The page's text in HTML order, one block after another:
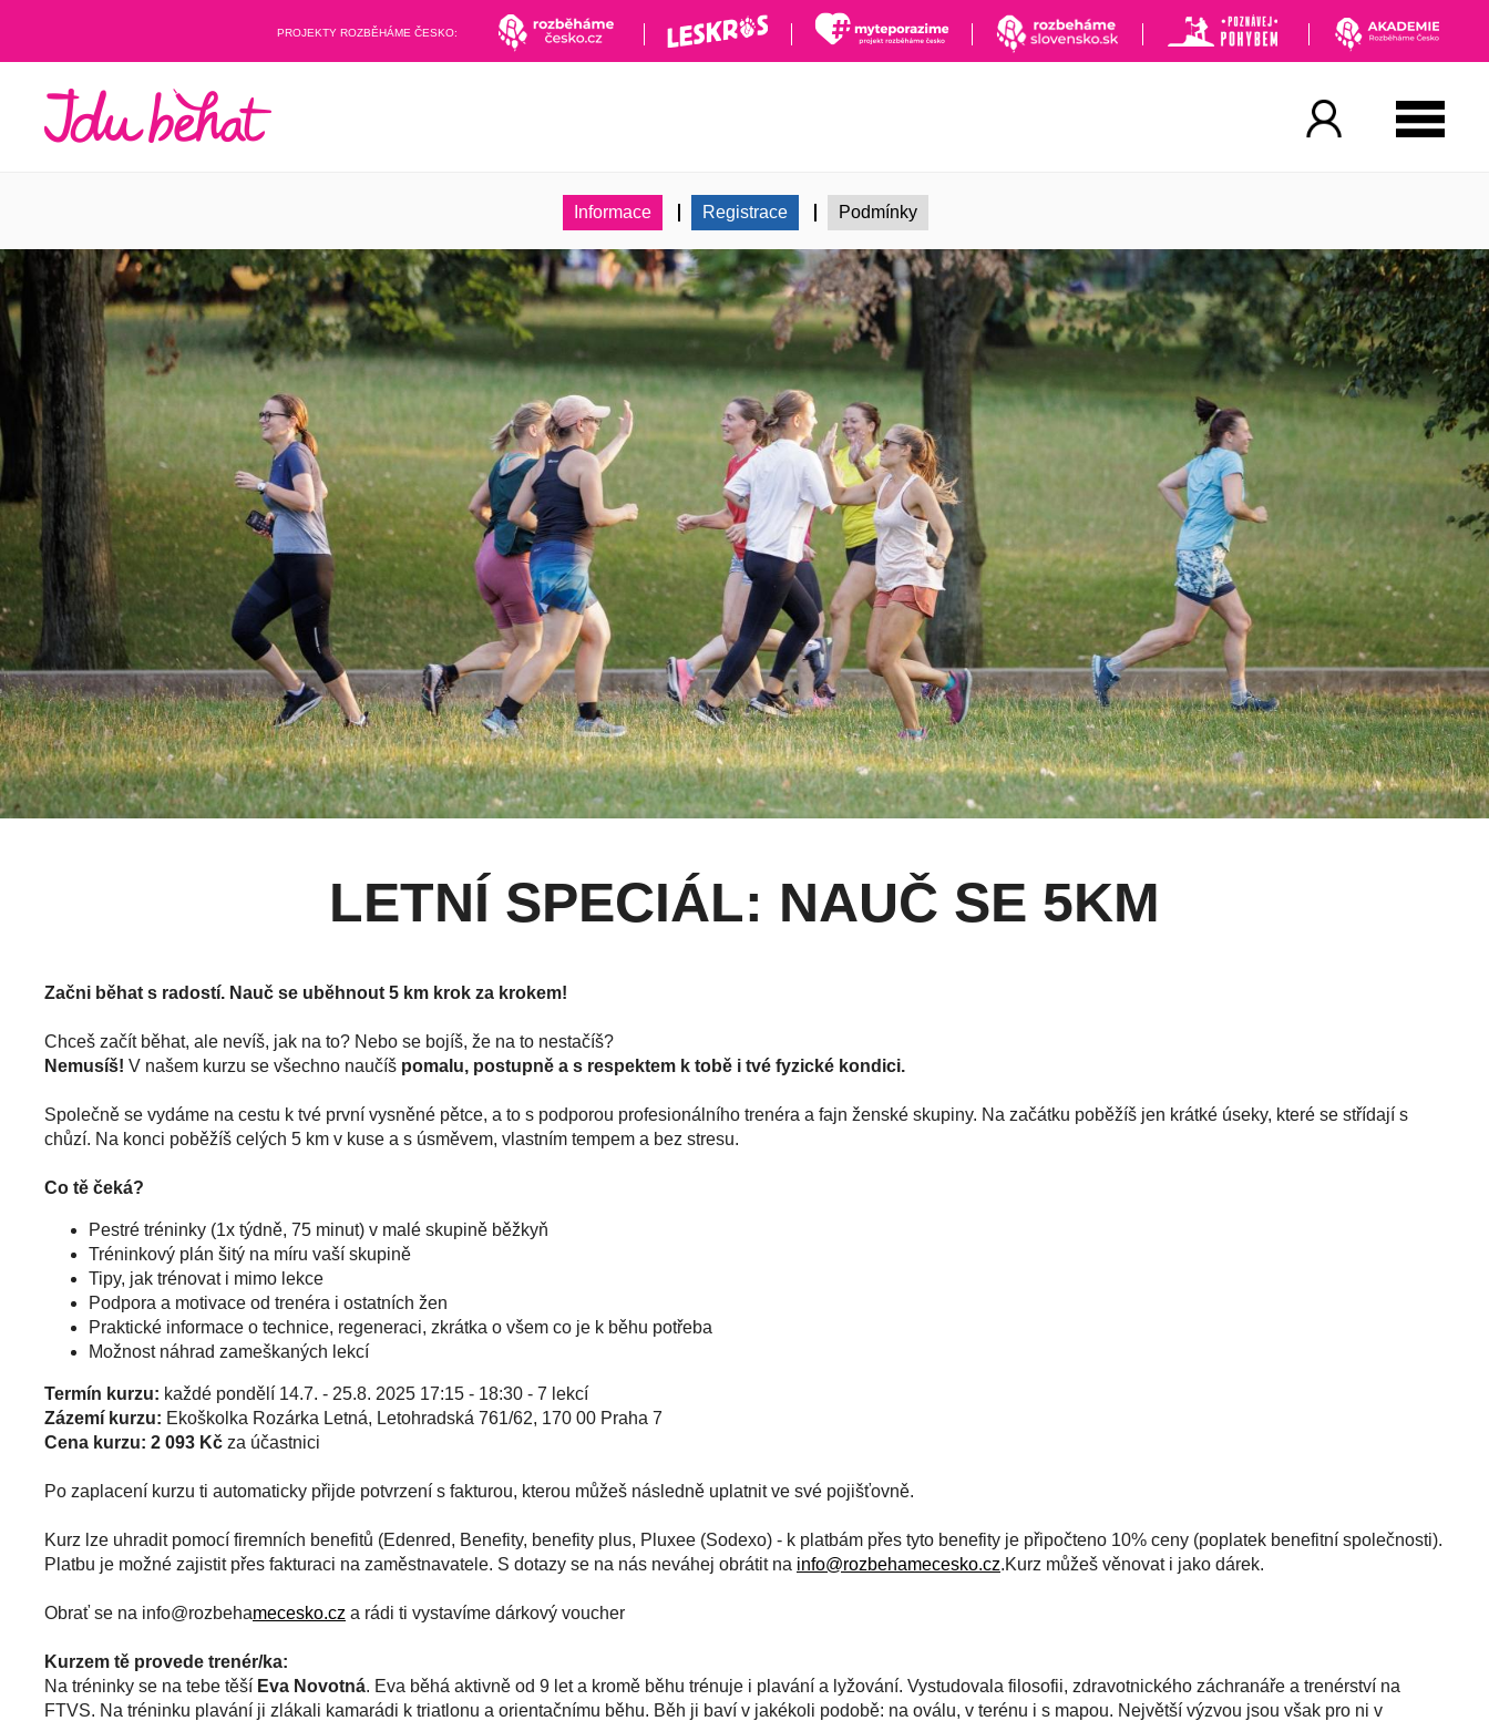
PROJEKTY ROZBĚHÁME ČESKO:
Informace Registrace Podmínky
LETNÍ SPECIÁL: NAUČ SE 5KM
Začni běhat s radostí. Nauč se uběhnout 5 km krok za krokem!
Chceš začít běhat, ale nevíš, jak na to? Nebo se bojíš, že na to nestačíš?
Nemusíš! V našem kurzu se všechno naučíš pomalu, postupně a s respektem k tobě i tvé fyzické kondici.
Společně se vydáme na cestu k tvé první vysněné pětce, a to s podporou profesionálního trenéra a fajn ženské skupiny. Na začátku poběžíš jen krátké úseky, které se střídají s
chůzí. Na konci poběžíš celých 5 km v kuse a s úsměvem, vlastním tempem a bez stresu.
Co tě čeká?
Pestré tréninky (1x týdně, 75 minut) v malé skupině běžkyň
Tréninkový plán šitý na míru vaší skupině
Tipy, jak trénovat i mimo lekce
Podpora a motivace od trenéra i ostatních žen
Praktické informace o technice, regeneraci, zkrátka o všem co je k běhu potřeba
Možnost náhrad zameškaných lekcí
Termín kurzu: každé pondělí 14.7. - 25.8. 2025 17:15 - 18:30 - 7 lekcí
Zázemí kurzu: Ekoškolka Rozárka Letná, Letohradská 761/62, 170 00 Praha 7
Cena kurzu: 2 093 Kč za účastnici
Po zaplacení kurzu ti automaticky přijde potvrzení s fakturou, kterou můžeš následně uplatnit ve své pojišťovně.
Kurz lze uhradit pomocí firemních benefitů (Edenred, Benefity, benefity plus, Pluxee (Sodexo) - k platbám přes tyto benefity je připočteno 10% ceny (poplatek benefitní společnosti).
Platbu je možné zajistit přes fakturaci na zaměstnavatele. S dotazy se na nás neváhej obrátit na zc.oksecemahebzor@ofni.Kurz můžeš věnovat i jako dárek.
Obrať se na info@rozbehamecesko.cz a rádi ti vystavíme dárkový voucher
Kurzem tě provede trenér/ka:
Na tréninky se na tebe těší Eva Novotná. Eva běhá aktivně od 9 let a kromě běhu trénuje i plavání a lyžování. Vystudovala filosofii, zdravotnického záchranáře a trenérství na
FTVS. Na tréninku plavání ji zlákali kamarádi k triatlonu a orientačnímu běhu. Běh ji baví v jakékoli podobě: na oválu, v terénu i s mapou. Největší výzvou jsou však pro ni v